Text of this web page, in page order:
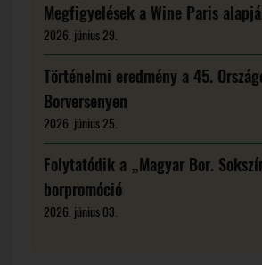
Megfigyelések a Wine Paris
2026. június 29.
Történelmi eredmény a 45.
Borversenyen
2026. június 25.
Folytatódik a „Magyar Bor.
borpromóció
2026. június 03.